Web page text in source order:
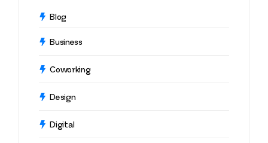
Blog
Business
Coworking
Design
Digital